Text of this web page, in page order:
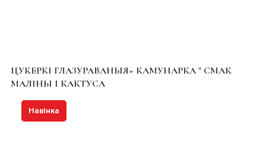
ЦУКЕРКІ ГЛАЗУРАВАНЫЯ» КАМУНАРКА " СМАК
МАЛІНЫ І КАКТУСА
Навінка